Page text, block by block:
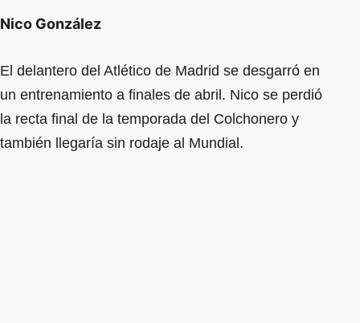
Nico González
El delantero del Atlético de Madrid se desgarró en
un entrenamiento a finales de abril. Nico se perdió
la recta final de la temporada del Colchonero y
también llegaría sin rodaje al Mundial.